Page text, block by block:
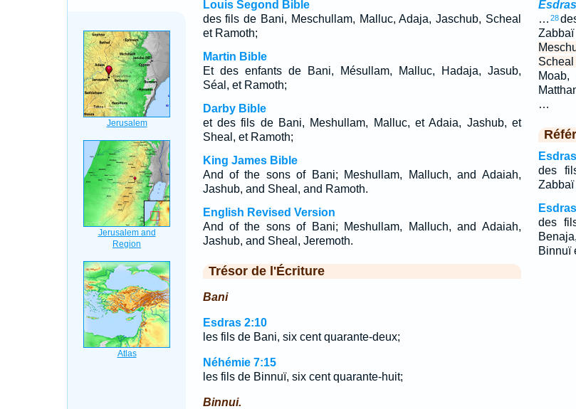
Louis Segond Bible
des fils de Bani, Meschullam, Malluc, Adaja, Jaschub, Scheal
et Ramoth;
Martin Bible
Et des enfants de Bani, Mésullam, Malluc, Hadaja, Jasub,
Séal, et Ramoth;
Darby Bible
et des fils de Bani, Meshullam, Malluc, et Adaia, Jashub, et
Sheal, et Ramoth;
King James Bible
And of the sons of Bani; Meshullam, Malluch, and Adaiah,
Jashub, and Sheal, and Ramoth.
English Revised Version
And of the sons of Bani; Meshullam, Malluch, and Adaiah,
Jashub, and Sheal, Jeremoth.
Trésor de l'Écriture
Bani
Esdras 2:10
les fils de Bani, six cent quarante-deux;
Néhémie 7:15
les fils de Binnuï, six cent quarante-huit;
Binnui.
… 28
…
des
Zabbaï
des
Binnuï